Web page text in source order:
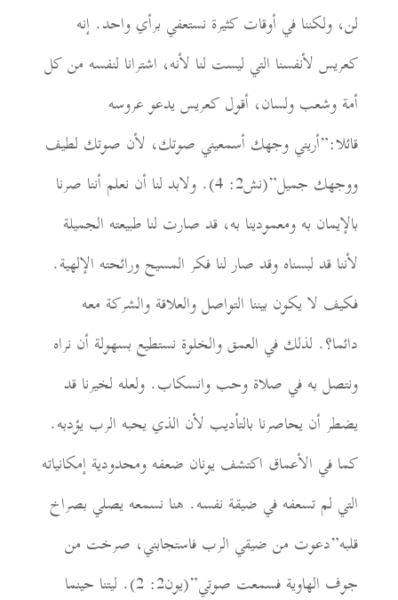
لن، ولكننا في أوقات كثيرة نستعفي برأي واحد. إنه
كعريس لأنفسنا التي ليست لنا لأنه، اشترانا لنفسه من كل
أمة وشعب ولسان، أقول كعريس يدعو عروسه
قائلا:”أريني وجهك أسمعيني صوتك، لأن صوتك لطيف
ووجهك جميل”(نش2: 4). ولابد لنا أن نعلم أننا صرنا
بالإيمان به ومعمودينا به، قد صارت لنا طبيعته الجميلة
لأننا قد لبسناه وقد صار لنا فكر المسيح ورائحته الإلهية.
فكيف لا يكون بيننا التواصل والعلاقة والشركة معه
دائما؟. لذلك في العمق والخلوة نستطيع بسهولة أن نراه
ونتصل به في صلاة وحب وانسكاب. ولعله لخيرنا قد
يضطر أن يحاصرنا بالتأديب لأن الذي يحبه الرب يؤدبه.
كما في الأعماق اكتشف يونان ضعفه ومحدودية إمكانياته
التي لم تسعفه في ضيقة نفسه. هنا نسمعه يصلي بصراخ
قلبه”دعوت من ضيقي الرب فاستجابني، صرخت من
جوف الهاوية فسمعت صوتي”(يون2: 2). ليتنا حينما